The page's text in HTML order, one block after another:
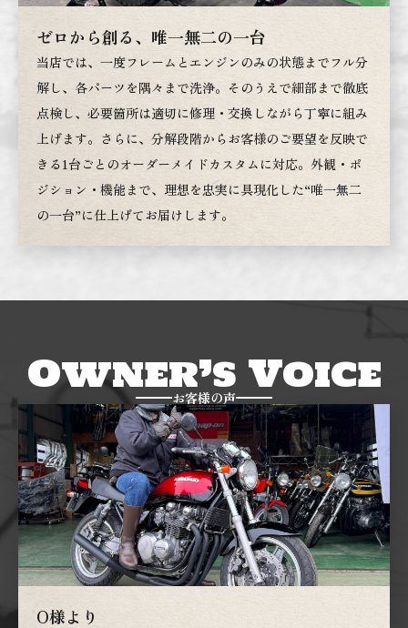
ゼロから創る、唯一無二の一台
当店では、一度フレームとエンジンのみの状態までフル分
解し、各パーツを隅々まで洗浄。そのうえで細部まで徹底
点検し、必要箇所は適切に修理・交換しながら丁寧に組み
上げます。さらに、分解段階からお客様のご要望を反映で
きる1台ごとのオーダーメイドカスタムに対応。外観・ポ
ジション・機能まで、理想を忠実に具現化した“唯一無二
の一台”に仕上げてお届けします。
Owner’s Voice
お客様の声
O様より